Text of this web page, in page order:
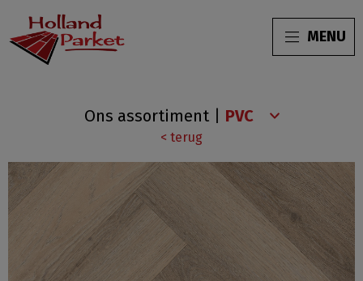
MENU
brown
Visgraat
Ons assortiment
< terug